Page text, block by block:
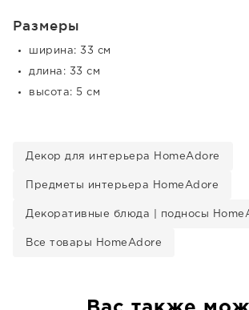
Размеры
ширина: 33 см
длина: 33 см
высота: 5 см
Декор для интерьера HomeAdore
Предметы интерьера HomeAdore
Декоративные блюда | подносы
Все товары HomeAdore